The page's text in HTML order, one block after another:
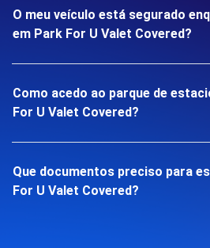
O meu veículo está segurado
em Park For U Valet Covered?
Como acedo ao parque de
For U Valet Covered?
Que documentos preciso para
For U Valet Covered?